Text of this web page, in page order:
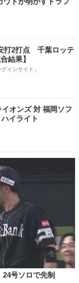
打2打点 千葉ロッテ
結果】
インサイト」
オンズ 対 福岡ソフ
イライト
号ソロで先制